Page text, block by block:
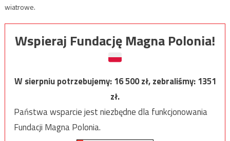
wiatrowe.
Wspieraj Fundację Magna Polonia!
W sierpniu potrzebujemy:16 500zł, zebraliśmy:1351
zł.
Państwa wsparcie jest niezbędne dla funkcjonowania
Fundacji Magna Polonia.